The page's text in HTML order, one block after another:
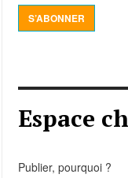
S’ABONNER
Espace
Publier, pourquoi ?